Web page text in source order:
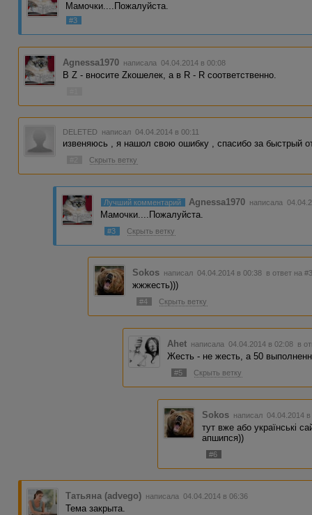
Мамочки....Пожалуйста.
#3
Agnessa1970 написала 04.04.2014 в 00:08
В Z - вносите Zкошелек, а в R - R соответственно.
DELETED написал 04.04.2014 в 00:11
извеняюсь , я нашол свою ошибку , спасибо за быстрый
Скрыть ветку
Лучший комментарий Agnessa1970 написала
Мамочки....Пожалуйста.
#3 Скрыть ветку
Sokos написал 04.04.2014 в 00:38 в ответ на
жжжесть)))
#4 Скрыть ветку
Ahet написала 04.04.2014 в 02:08 в
Жесть - не жесть, а 50
#5 Скрыть ветку
Sokos написал 04.04.2014
тут вже або українські
апшипся))
#6
Татьяна (advego) написала 04.04.2014 в 06:36
Тема закрыта.